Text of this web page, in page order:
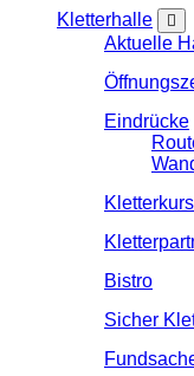
Kletterhalle
Aktuelle
Eindrücke
Bistro
Sicher